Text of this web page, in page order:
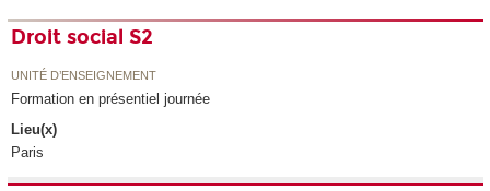
Droit social S2
UNITÉ D’ENSEIGNEMENT
Formation en présentiel journée
Lieu(x)
Paris